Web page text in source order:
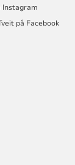
Instagram
på Facebook